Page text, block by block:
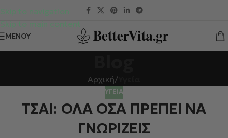
Skip to navigation
Skip to main content
ΜΕΝΟΎ
Αρχική/
ΥΓΕΊΑ
ΤΣΑΙ: ΟΛΑ ΟΣΑ ΠΡΕΠΕΙ ΝΑ
ΓΝΩΡΙΖΕΙΣ